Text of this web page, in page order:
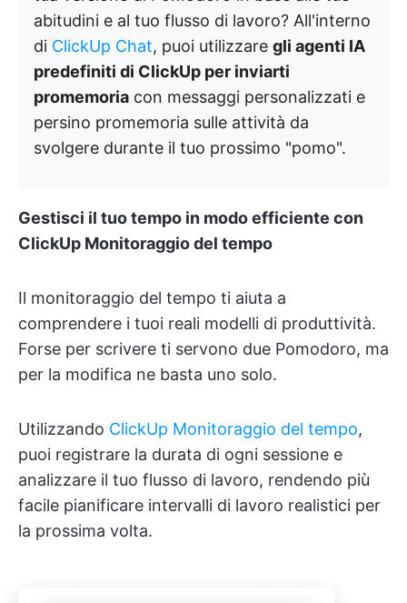
abitudini e al tuo flusso di lavoro? All'interno
di ClickUp Chat, puoi utilizzare gli agenti IA
predefiniti di ClickUp per inviarti
promemoria con messaggi personalizzati e
persino promemoria sulle attività da
svolgere durante il tuo prossimo "pomo".
Gestisci il tuo tempo in modo efficiente con
ClickUp Monitoraggio del tempo
Il monitoraggio del tempo ti aiuta a
comprendere i tuoi reali modelli di produttività.
Forse per scrivere ti servono due Pomodoro, ma
per la modifica ne basta uno solo.
Utilizzando ClickUp Monitoraggio del tempo,
puoi registrare la durata di ogni sessione e
analizzare il tuo flusso di lavoro, rendendo più
facile pianificare intervalli di lavoro realistici per
la prossima volta.